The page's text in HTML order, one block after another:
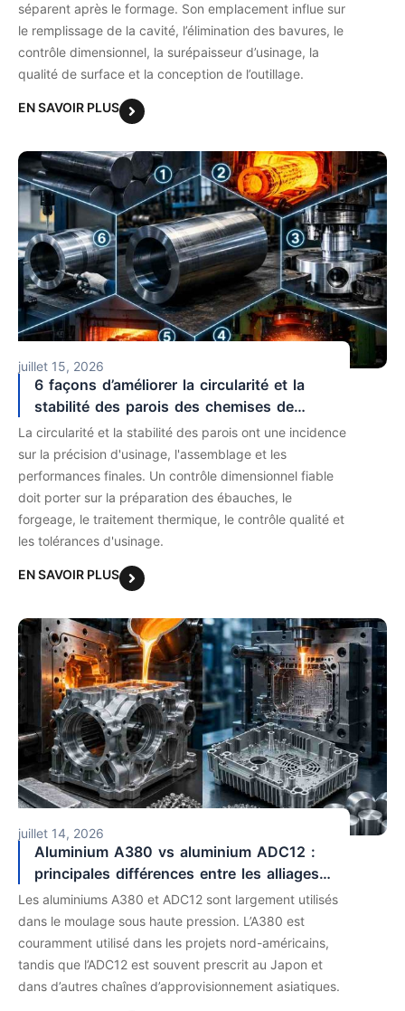
séparent après le formage. Son emplacement influe sur
le remplissage de la cavité, l’élimination des bavures, le
contrôle dimensionnel, la surépaisseur d’usinage, la
qualité de surface et la conception de l’outillage.
EN SAVOIR PLUS
juillet 15, 2026
6 façons d’améliorer la circularité et la
stabilité des parois des chemises de
cylindre forgées
La circularité et la stabilité des parois ont une incidence
sur la précision d'usinage, l'assemblage et les
performances finales. Un contrôle dimensionnel fiable
doit porter sur la préparation des ébauches, le
forgeage, le traitement thermique, le contrôle qualité et
les tolérances d'usinage.
EN SAVOIR PLUS
juillet 14, 2026
Aluminium A380 vs aluminium ADC12 :
principales différences entre les alliages
pour les projets de moulage sous pression
Les aluminiums A380 et ADC12 sont largement utilisés
dans le moulage sous haute pression. L’A380 est
couramment utilisé dans les projets nord-américains,
tandis que l’ADC12 est souvent prescrit au Japon et
dans d’autres chaînes d’approvisionnement asiatiques.